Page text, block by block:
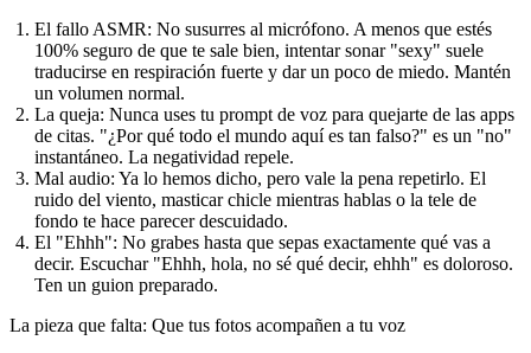
El fallo ASMR: No susurres al micrófono. A menos que estés
100% seguro de que te sale bien, intentar sonar "sexy" suele
traducirse en respiración fuerte y dar un poco de miedo. Mantén
un volumen normal.
La queja: Nunca uses tu prompt de voz para quejarte de las apps
de citas. "¿Por qué todo el mundo aquí es tan falso?" es un "no"
instantáneo. La negatividad repele.
Mal audio: Ya lo hemos dicho, pero vale la pena repetirlo. El
ruido del viento, masticar chicle mientras hablas o la tele de
fondo te hace parecer descuidado.
El "Ehhh": No grabes hasta que sepas exactamente qué vas a
decir. Escuchar "Ehhh, hola, no sé qué decir, ehhh" es doloroso.
Ten un guion preparado.
La pieza que falta: Que tus fotos acompañen a tu voz